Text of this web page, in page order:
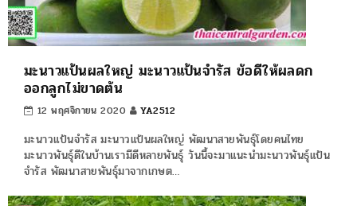
มะนาวแป้นผลใหญ่ มะนาวแป้นจำรัส ข้อดีให้ผลดก
ออกลูกไม่ขาดต้น
12 พฤศจิกายน 2020 YA2512
มะนาวแป้นจำรัส มะนาวแป้นผลใหญ่ พัฒนาสายพันธุ์โดยคนไทย
มะนาวพันธุ์ดีในบ้านเรามีดีหลายพันธุ์ วันนี้จะมาแนะนำมะนาวพันธุ์แป้น
จำรัส พัฒนาสายพันธุ์มาจากเกษต…